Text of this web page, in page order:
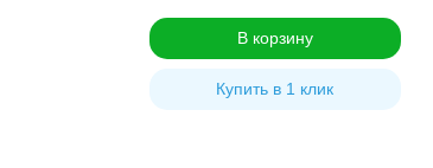
В корзину
Купить в 1 клик